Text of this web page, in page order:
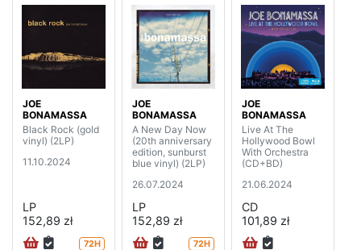
JOE
BONAMASSA
Black Rock (gold
vinyl) (2LP)
11.10.2024
LP
152,89 zł
72H
JOE
BONAMASSA
A New Day Now
(20th anniversary
edition, sunburst
blue vinyl) (2LP)
26.07.2024
LP
152,89 zł
72H
JOE
BONAMASSA
Live At The
Hollywood Bowl
With Orchestra
(CD+BD)
21.06.2024
CD
101,89 zł